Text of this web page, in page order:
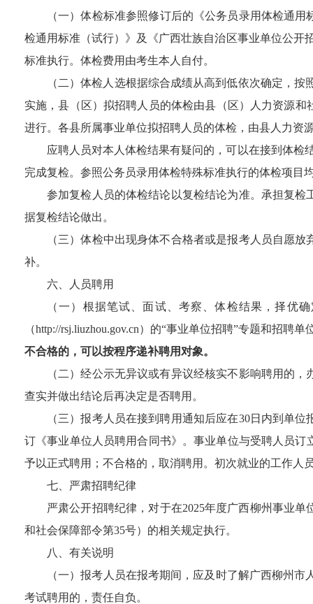
（一）体检标准参照修订后的《公务员录用体检通
检通用标准（试行）》及《广西壮族自治区事业单位公开
标准执行。体检费用由考生本人自付。
（ 二 ）体检人选根据综合成绩从高到低依次确定，按
实施，县 （ 区）拟招聘人员的体检由县 （ 区）
人力资源和
进行。 各县所属事业单位拟招聘人员的体检，由县人力资
应聘人员对本人体检结果有疑问的，可以在接到体检
完成复检。参照公务员录用体检特殊标准执行的体检项目
参加复检人员的体检结论以复检结论为准。承担复
据复检结论做出。
（三）体检中出现身体不合格者或是报考人员自愿
补。
六、人员聘用
（一）根据笔试、面试、 考察
、体检结果，择优
（http://rsj.liuzhou.gov.cn）的“事业单位招聘”专题和招聘单
不合格的，可以按程序递补聘用对象。
（二）经公示无异议或有异议经核实不影响聘用的
查实并做出结论后再决定是否聘用。
（三）报考人员在接到聘用通知后应在30日内到单位
订《事业单位人员聘用合同书》。事业单位与受聘人员订
予以正式聘用；不合格的，取消聘用。 初次就业的工作人
七、严肃招聘纪律
严肃公开招聘纪律，对于在2025年度广西柳州事业单
和社会保障部令第35号）的相关规定执行。
八、有关说明
（一）报考人员在报考期间，应及时了解广西柳州市
考试聘用的，责任自负。